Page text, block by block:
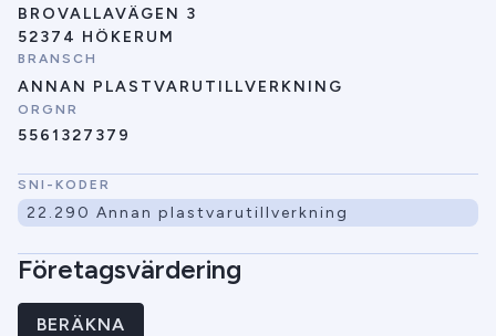
BROVALLAVÄGEN 3
52374 HÖKERUM
BRANSCH
ANNAN PLASTVARUTILLVERKNING
ORGNR
5561327379
SNI-KODER
22.290 Annan plastvarutillverkning
Företagsvärdering
BERÄKNA